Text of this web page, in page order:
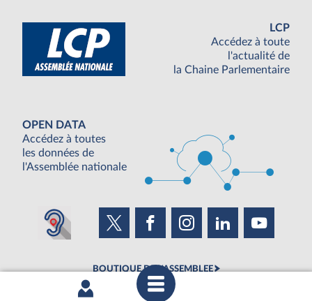
LCP
Accédez à toute
l'actualité de
la Chaine Parlementaire
OPEN DATA
Accédez à toutes
les données de
l'Assemblée nationale
BOUTIQUE DE L'ASSEMBLEE
UNE SEMAINE À L'ASSEMBLÉE